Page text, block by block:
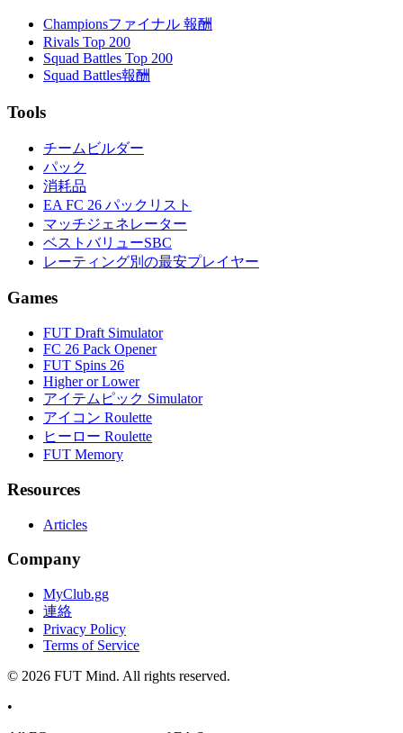
Championsファイナル 報酬
Rivals Top 200
Squad Battles Top 200
Squad Battles報酬
Tools
チームビルダー
パック
消耗品
EA FC 26 パックリスト
マッチジェネレーター
ベストバリューSBC
レーティング別の最安プレイヤー
Games
FUT Draft Simulator
FC 26 Pack Opener
FUT Spins 26
Higher or Lower
アイテムピック Simulator
アイコン Roulette
ヒーロー Roulette
FUT Memory
Resources
Articles
Company
MyClub.gg
連絡
Privacy Policy
Terms of Service
© 2026 FUT Mind. All rights reserved.
•